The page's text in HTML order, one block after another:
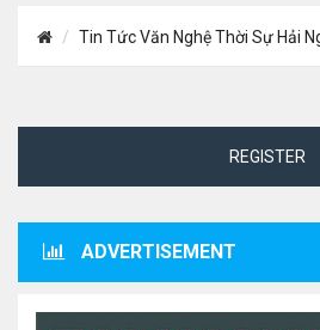
Tin Tức Văn Nghệ Thời Sự Hải
REGISTER
ADVERTISEMENT